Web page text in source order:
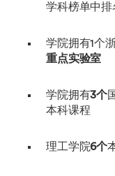
学科榜单中排
学院拥有1个
重点实验室
学院拥有3个
本科课程
理工学院6个